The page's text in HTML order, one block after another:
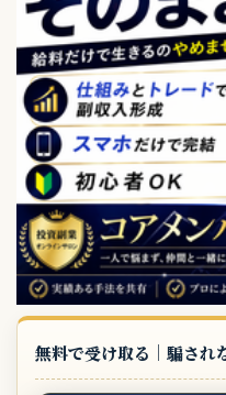
無料で受け取る｜騙され